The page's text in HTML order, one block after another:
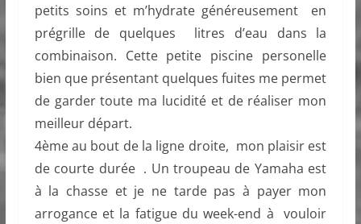
petits soins et m’hydrate généreusement en
prégrille de quelques litres d’eau dans la
combinaison. Cette petite piscine personelle
bien que présentant quelques fuites me permet
de garder toute ma lucidité et de réaliser mon
meilleur départ.
4ème au bout de la ligne droite, mon plaisir est
de courte durée . Un troupeau de Yamaha est
à la chasse et je ne tarde pas à payer mon
arrogance et la fatigue du week-end à vouloir